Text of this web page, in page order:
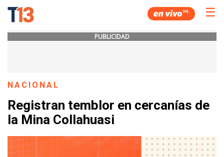
☰
PUBLICIDAD
NACIONAL
Registran temblor en cercanías de
la Mina Collahuasi